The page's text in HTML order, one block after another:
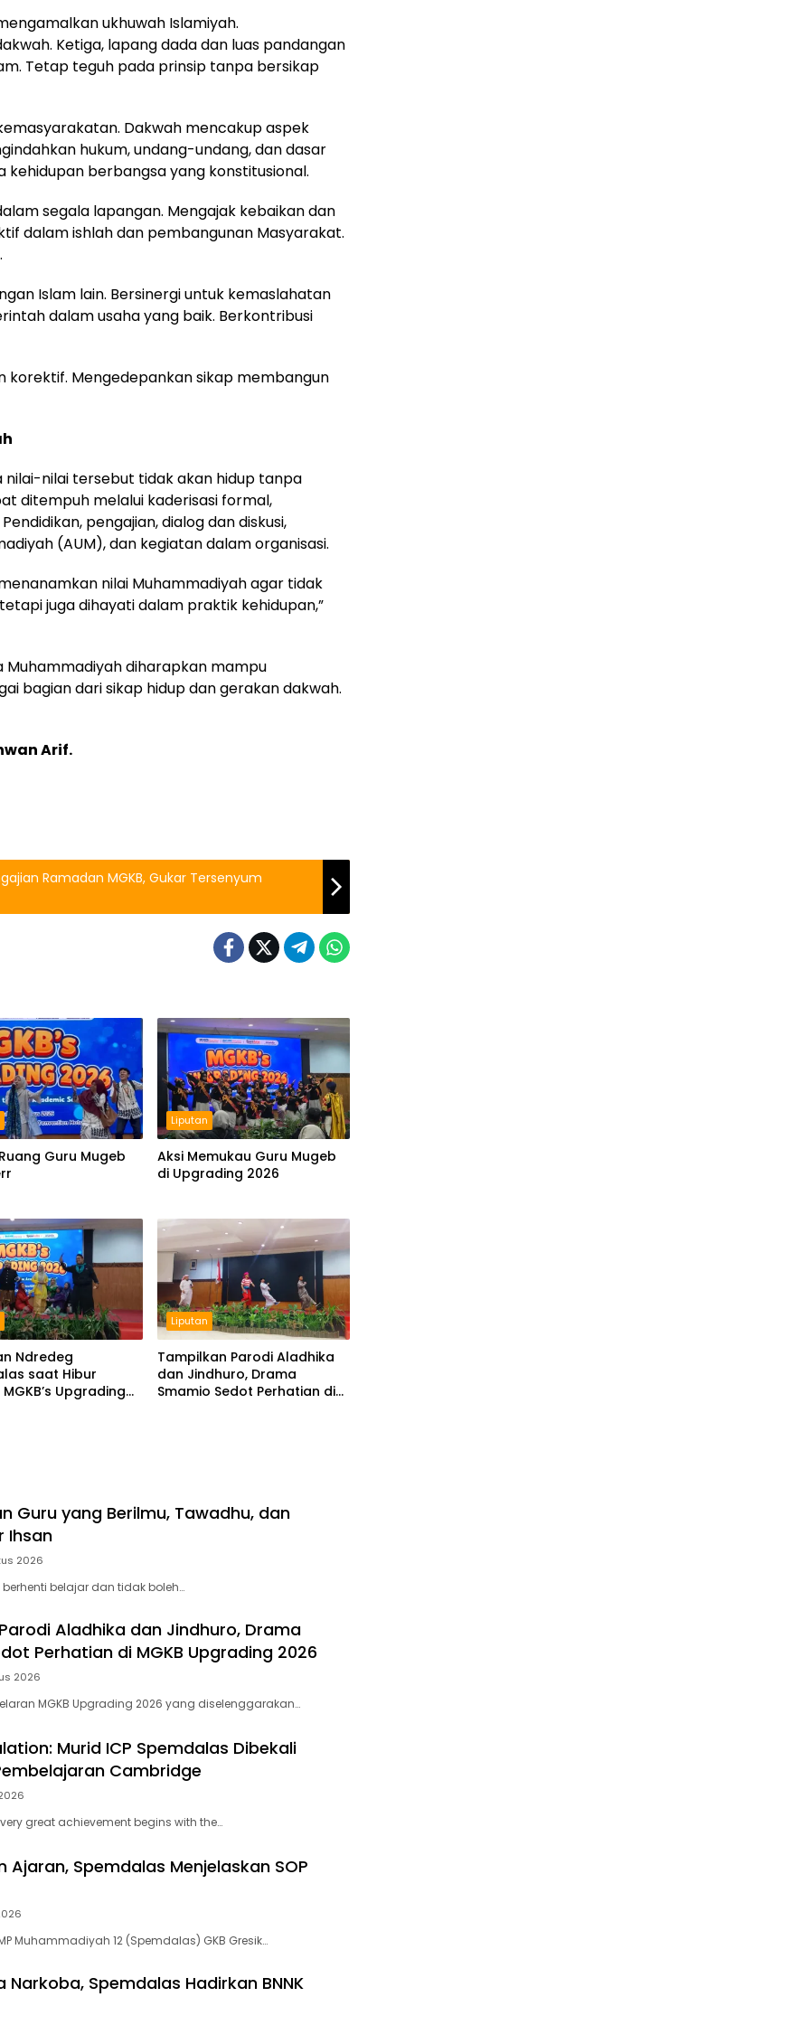
ukhuwah Islamiyah.
Ketiga, lapang dada dan luas pandangan
Tetap teguh pada prinsip tanpa bersikap
Dakwah mencakup aspek
hukum, undang-undang, dan dasar
berbangsa yang konstitusional.
segala lapangan. Mengajak kebaikan dan
dalam ishlah dan pembangunan Masyarakat.
Islam lain. Bersinergi untuk kemaslahatan
dalam usaha yang baik. Berkontribusi
korektif. Mengedepankan sikap membangun
nilai-nilai tersebut tidak akan hidup tanpa
ditempuh melalui kaderisasi formal,
pengajian, dialog dan diskusi,
(AUM), dan kegiatan dalam organisasi.
nilai Muhammadiyah agar tidak
juga dihayati dalam praktik kehidupan,”
Muhammadiyah diharapkan mampu
bagian dari sikap hidup dan gerakan dakwah.
Arif.
Ramadan MGKB, Gukar Tersenyum
Guru Mugeb
Liputan
Aksi Memukau Guru Mugeb
di Upgrading 2026
Ndredeg
saat Hibur
Upgrading
Liputan
Tampilkan Parodi Aladhika
dan Jindhuro, Drama
Smamio Sedot Perhatian di
Guru yang Berilmu, Tawadhu, dan
Ihsan
2026
belajar dan tidak boleh…
Aladhika dan Jindhuro, Drama
Perhatian di MGKB Upgrading 2026
2026
MGKB Upgrading 2026 yang diselenggarakan…
Murid ICP Spemdalas Dibekali
Cambridge
great achievement begins with the…
Ajaran, Spemdalas Menjelaskan SOP
Muhammadiyah 12 (Spemdalas) GKB Gresik…
Spemdalas Hadirkan BNNK